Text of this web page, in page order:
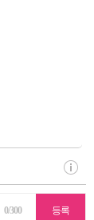
0/300 등록